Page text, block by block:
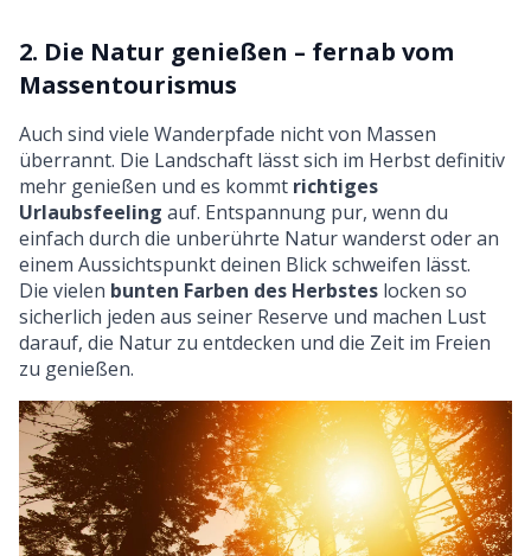
2. Die Natur genießen – fernab vom
Massentourismus
Auch sind viele Wanderpfade nicht von Massen
überrannt. Die Landschaft lässt sich im Herbst definitiv
mehr genießen und es kommt richtiges
Urlaubsfeeling auf. Entspannung pur, wenn du
einfach durch die unberührte Natur wanderst oder an
einem Aussichtspunkt deinen Blick schweifen lässt.
Die vielen bunten Farben des Herbstes locken so
sicherlich jeden aus seiner Reserve und machen Lust
darauf, die Natur zu entdecken und die Zeit im Freien
zu genießen.